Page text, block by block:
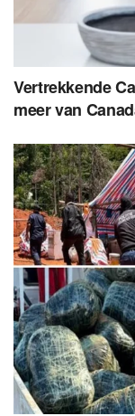
Vertrekkende
meer van